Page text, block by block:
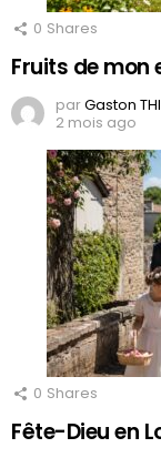
0 Shares
Fruits de mon
parGaston
2 mois ago
0 Shares
Fête-Dieu en